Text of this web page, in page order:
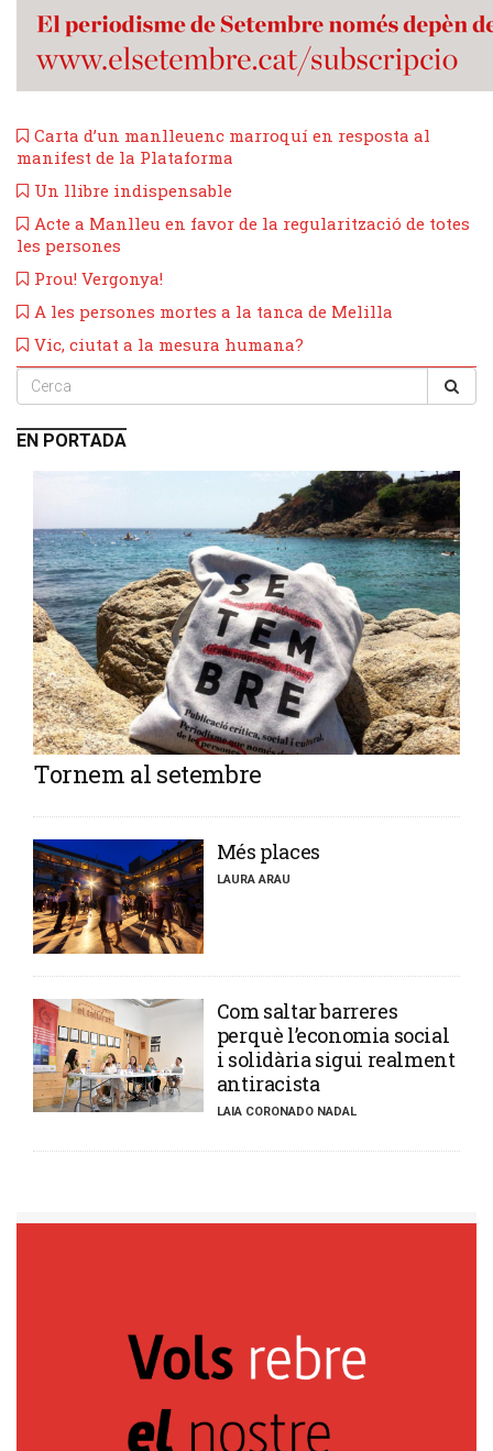
Carta d’un manlleuenc marroquí en resposta al
manifest de la Plataforma
Un llibre indispensable
​Acte a Manlleu en favor de la regularització de totes
les persones
Prou! Vergonya!
A les persones mortes a la tanca de Melilla
Vic, ciutat a la mesura humana?
EN PORTADA
Tornem al setembre
​Més places
LAURA ARAU
​Com saltar barreres
perquè l’economia social
i solidària sigui realment
antiracista
LAIA CORONADO NADAL